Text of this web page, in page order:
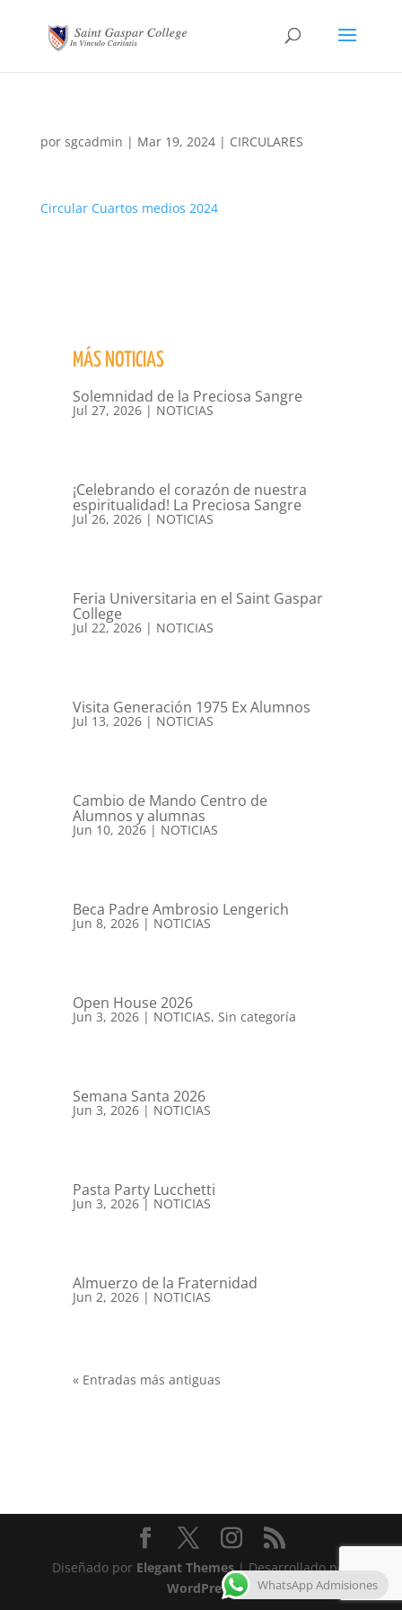
por sgcadmin | Mar 19, 2024| CIRCULARES
Circular Cuartos medios 2024
MÁS NOTICIAS
Solemnidad de la Preciosa Sangre
Jul 27, 2026| NOTICIAS
¡Celebrando el corazón de nuestra
espiritualidad! La Preciosa Sangre
Jul 26, 2026| NOTICIAS
Feria Universitaria en el Saint Gaspar
College
Jul 22, 2026| NOTICIAS
Visita Generación 1975 Ex Alumnos
Jul 13, 2026| NOTICIAS
Cambio de Mando Centro de
Alumnos y alumnas
Jun 10, 2026| NOTICIAS
Beca Padre Ambrosio Lengerich
Jun 8, 2026| NOTICIAS
Open House 2026
Jun 3, 2026| NOTICIAS, Sin categoría
Semana Santa 2026
Jun 3, 2026| NOTICIAS
Pasta Party Lucchetti
Jun 3, 2026| NOTICIAS
Almuerzo de la Fraternidad
Jun 2, 2026| NOTICIAS
« Entradas más antiguas
Diseñado por Elegant Themes| Desarrollado por
WordPress
WhatsApp Admisiones